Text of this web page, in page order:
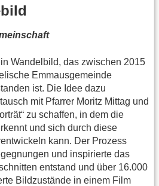
Wandelbild, das zwischen 2015
Emmausgemeinde
ist. Die Idee dazu
mit Pfarrer Moritz Mittag und
zu schaffen, in dem die
und sich durch diese
kann. Der Prozess
und inspirierte das
entstand und über 16.000
Bildzustände in einem Film